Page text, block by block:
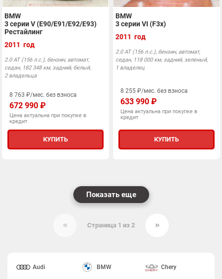
BMW
3 серии V (E90/E91/E92/E93)
Рестайлинг
2011 год
2.0 АТ (156 л.с.), бензин, автомат,
седан, 182 348 км, задний, белый,
2 владельца
8 763 ₽/мес. без взноса
672 990 ₽
Цена актуальна при покупке в
кредит
КУПИТЬ
BMW
3 серии VI (F3x)
2011 год
2.0 АТ (156 л.с.), бензин, автомат,
седан, 118 000 км, задний, зеленый,
1 владелец
8 255 ₽/мес. без взноса
633 990 ₽
Цена актуальна при покупке в
кредит
КУПИТЬ
Показать еще
Страница 1 из 2
Audi BMW Chery